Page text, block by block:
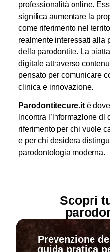
professionalità online.
significa aumentare la
come riferimento nel
realmente interessati alla
della parodontite. La
digitale attraverso
pensato per comunicare
clinica e innovazione.
Parodontitecure.it è
incontra l’informazione di
riferimento per chi vuole
e per chi desidera
parodontologia moderna.
Scopri
Prevenzione
guida pratica